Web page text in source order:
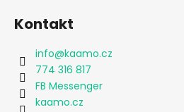
Kontakt
info@kaamo.cz
774 316 817
FB Messenger
kaamo.cz